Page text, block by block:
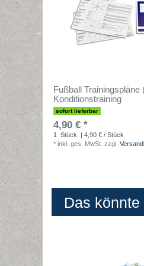
Fußball Trainingspläne
Konditionstraining
sofort lieferbar
4,90 € *
1 Stück
| 4,90 € / Stück
* inkl. ges. MwSt. zzgl.
Das